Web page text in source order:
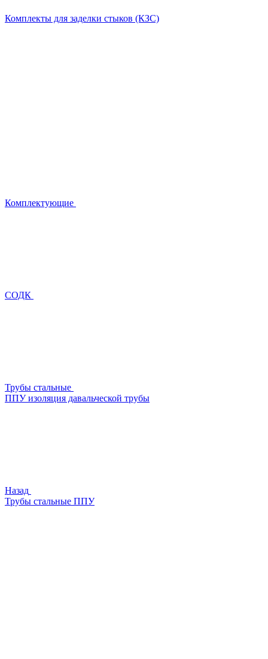
Комплекты для заделки стыков (КЗС)
Комплектующие
СОДК
Трубы стальные
ППУ изоляция давальческой трубы
Назад
Трубы стальные ППУ